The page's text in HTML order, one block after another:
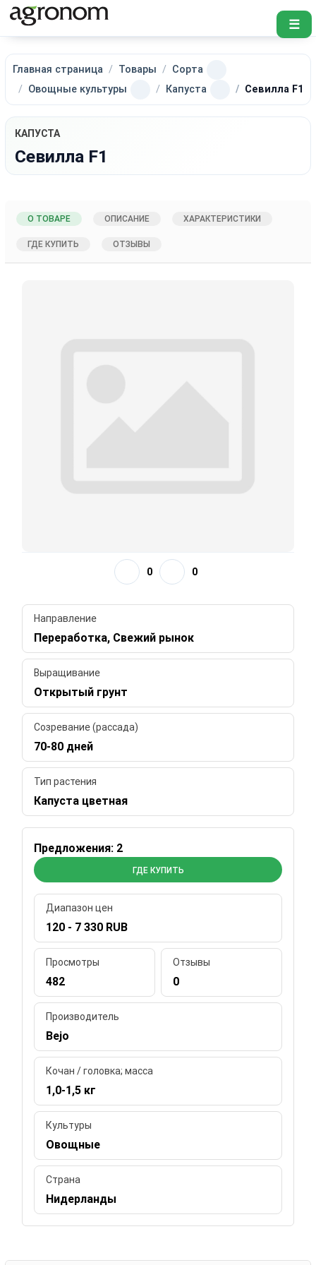
☰
Главная страница Товары
Сорта
Овощные культуры
Капуста Севилла F1
КАПУСТА
Севилла F1
О ТОВАРЕ ОПИСАНИЕ ХАРАКТЕРИСТИКИ
ГДЕ КУПИТЬ ОТЗЫВЫ
0 0
Направление
Переработка, Свежий рынок
Выращивание
Открытый грунт
Созревание (рассада)
70-80 дней
Тип растения
Капуста цветная
Предложения: 2
ГДЕ КУПИТЬ
Диапазон цен
120 - 7 330 RUB
Просмотры
482
Отзывы
0
Производитель
Bejo
Кочан / головка; масса
1,0-1,5 кг
Культуры
Овощные
Страна
Нидерланды